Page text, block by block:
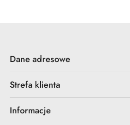
Dane adresowe
Strefa klienta
Informacje